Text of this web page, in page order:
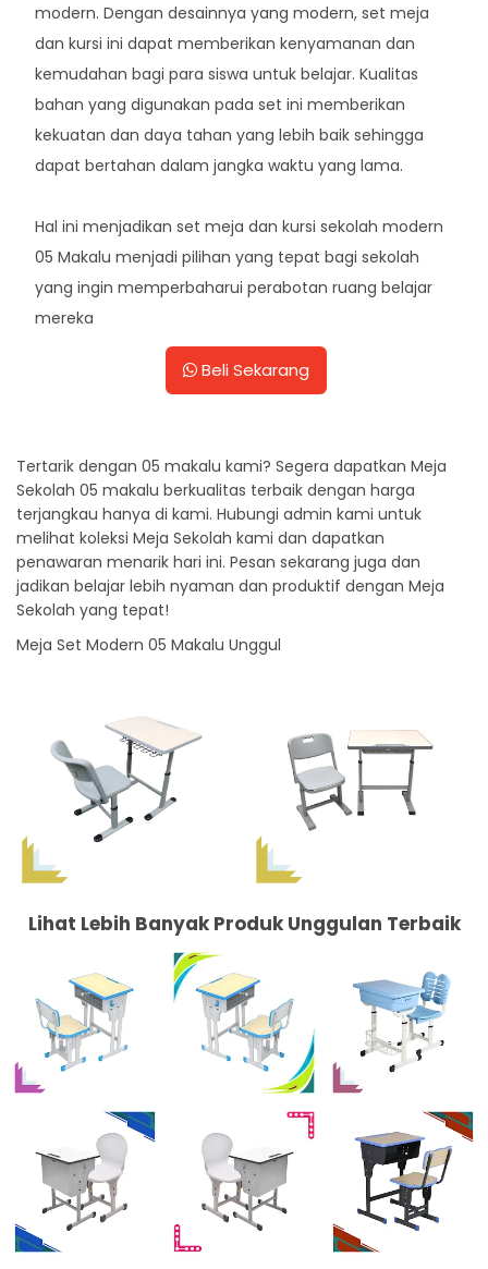
modern. Dengan desainnya yang modern, set meja
dan kursi ini dapat memberikan kenyamanan dan
kemudahan bagi para siswa untuk belajar. Kualitas
bahan yang digunakan pada set ini memberikan
kekuatan dan daya tahan yang lebih baik sehingga
dapat bertahan dalam jangka waktu yang lama.
Hal ini menjadikan set meja dan kursi sekolah modern
05 Makalu menjadi pilihan yang tepat bagi sekolah
yang ingin memperbaharui perabotan ruang belajar
mereka
Beli Sekarang
Tertarik dengan 05 makalu kami? Segera dapatkan Meja
Sekolah 05 makalu berkualitas terbaik dengan harga
terjangkau hanya di kami. Hubungi admin kami untuk
melihat koleksi Meja Sekolah kami dan dapatkan
penawaran menarik hari ini. Pesan sekarang juga dan
jadikan belajar lebih nyaman dan produktif dengan Meja
Sekolah yang tepat!
Meja Set Modern 05 Makalu Unggul
Lihat Lebih Banyak Produk Unggulan Terbaik